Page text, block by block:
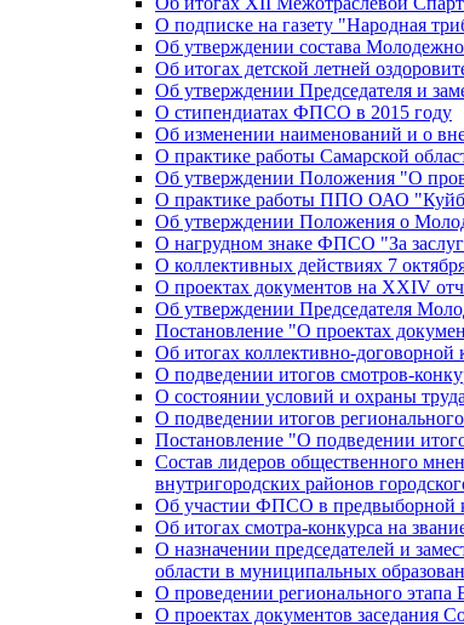
О подписке на газету "Народная
Об утверждении состава
Об итогах детской летней
Об утверждении Председателя и
О стипендиатах ФПСО в 2015 году
Об изменении наименований и о
О практике работы Самарской
Об утверждении Положения "О
О практике работы ППО ОАО
Об утверждении Положения о
О нагрудном знаке ФПСО "За
О коллективных действиях 7
О проектах документов на XXIV
Об утверждении Председателя
Постановление "О проектах
Об итогах коллективно-
О подведении итогов смотров-
О состоянии условий и охраны
О подведении итогов
Постановление "О подведении
Состав лидеров общественного
внутригородских районов
Об участии ФПСО в предвыборной
Об итогах смотра-конкурса на
О назначении председателей и
области в муниципальных
О проведении регионального
О проектах документов заседания